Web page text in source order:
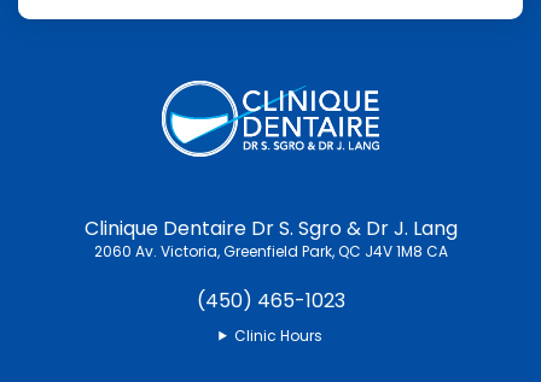
Clinique Dentaire Dr S. Sgro & Dr J. Lang
2060 Av. Victoria Greenfield Park QC J4V 1M8 CA
(450) 465-1023
Clinic Hours